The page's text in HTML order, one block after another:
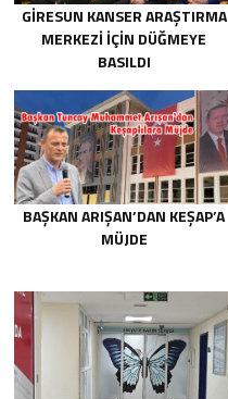
GIRESUN KANSER ARAŞTIRMA
MERKEZI İÇIN DÜĞMEYE
BASILDI
BAŞKAN ARIŞAN’DAN KEŞAP’A
MÜJDE